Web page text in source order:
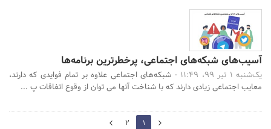
آسیب‌های شبکه‌های اجتماعی، پرخطرترین برنامه‌ها
یک‌شنبه 1 تیر 99، 11:49 -
شبکه‌های اجتماعی علاوه بر تمام فوایدی که دارند،
معایب اجتماعی زیادی دارند که با شناخت آنها می توان از وقوع اتفاقات پ ...
0
1
2
2